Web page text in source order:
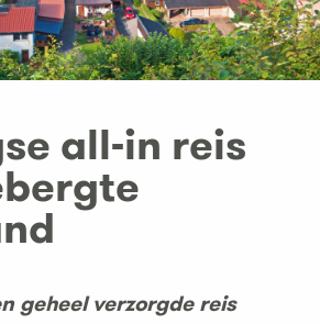
all-in reis
geheel verzorgde reis